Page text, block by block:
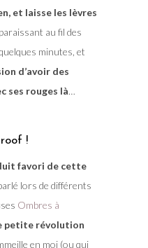
et laisse les lèvres
au fil des
minutes, et
d’avoir des
ses rouges là…
!
favori de cette
lors de différents
Ombres à
petite révolution
en moi (ou qui